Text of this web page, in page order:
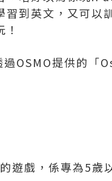
到英文，又可以
OSMO提供的「
戲，係專為5歲